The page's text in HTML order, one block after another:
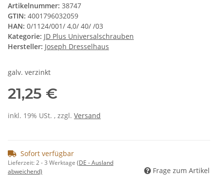
Artikelnummer: 38747
GTIN: 4001796032059
HAN: 0/1124/001/ 4,0/ 40/ /03
Kategorie: JD Plus Universalschrauben
Hersteller: Joseph Dresselhaus
galv. verzinkt
21,25 €
inkl. 19% USt. , zzgl. Versand
Sofort verfügbar
Lieferzeit:2 - 3 Werktage (DE - Ausland
abweichend)
Frage zum Artikel